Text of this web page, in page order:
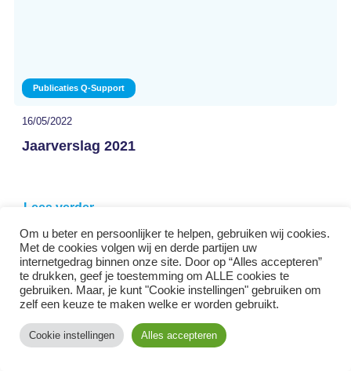
Publicaties Q-Support
16/05/2022
Jaarverslag 2021
Lees verder
Om u beter en persoonlijker te helpen, gebruiken wij cookies.
Met de cookies volgen wij en derde partijen uw
internetgedrag binnen onze site. Door op “Alles accepteren”
te drukken, geef je toestemming om ALLE cookies te
gebruiken. Maar, je kunt "Cookie instellingen" gebruiken om
zelf een keuze te maken welke er worden gebruikt.
Cookie instellingen Alles accepteren